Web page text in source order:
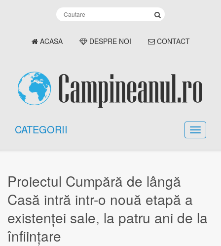
ACASA DESPRE NOI CONTACT
CATEGORII
Proiectul Cumpără de lângă
Casă intră intr-o nouă etapă a
existenței sale, la patru ani de la
înființare